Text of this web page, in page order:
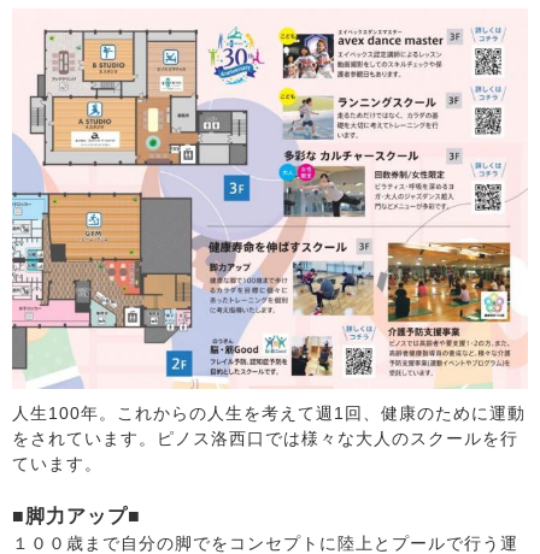
人生100年。これからの人生を考えて週1回、健康のために運動
をされています。ピノス洛西口では様々な大人のスクールを行
ています。
■脚力アップ■
１００歳まで自分の脚でをコンセプトに陸上とプールで行う運